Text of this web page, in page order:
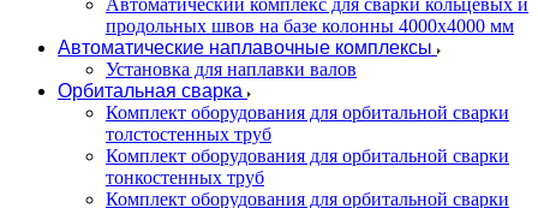
Автоматический комплекс для сварки кольцевых и
продольных швов на базе колонны 4000x4000 мм
Автоматические наплавочные комплексы
Установка для наплавки валов
Орбитальная сварка
Комплект оборудования для орбитальной сварки
толстостенных труб
Комплект оборудования для орбитальной сварки
тонкостенных труб
Комплект оборудования для орбитальной сварки